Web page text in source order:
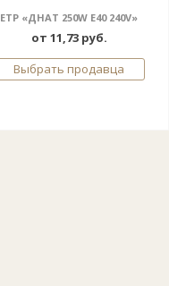
ETP «ДНАТ 250W Е40 240V»
от 11,73 руб.
Выбрать продавца